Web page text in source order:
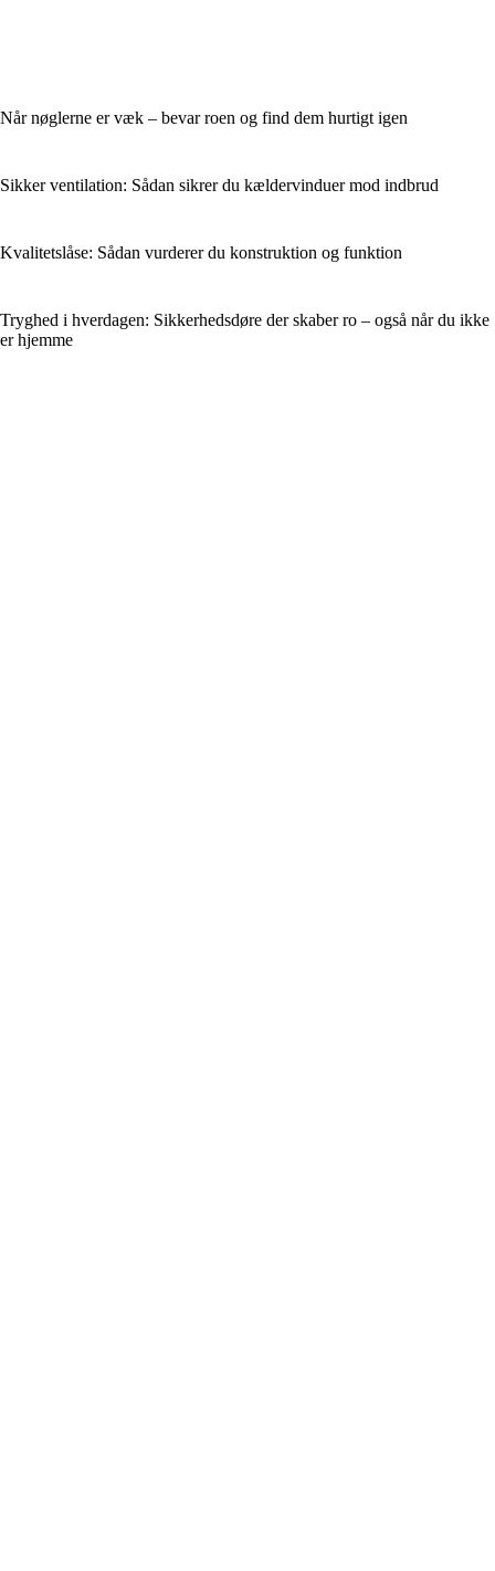
Når nøglerne er væk – bevar roen og find dem hurtigt igen
Sikker ventilation: Sådan sikrer du kældervinduer mod indbrud
Kvalitetslåse: Sådan vurderer du konstruktion og funktion
Tryghed i hverdagen: Sikkerhedsdøre der skaber ro – også når du ikke
er hjemme